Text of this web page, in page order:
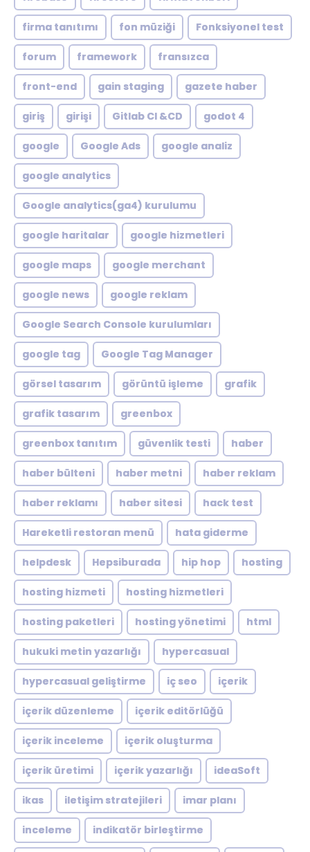
firma tanıtımı fon müziği Fonksiyonel test
forum framework fransızca
front-end gain staging gazete haber
giriş girişi Gitlab CI &CD godot 4
google Google Ads google analiz
google analytics
Google analytics(ga4) kurulumu
google haritalar google hizmetleri
google maps google merchant
google news google reklam
Google Search Console kurulumları
google tag Google Tag Manager
görsel tasarım görüntü işleme grafik
grafik tasarım greenbox
greenbox tanıtım güvenlik testi haber
haber bülteni haber metni haber reklam
haber reklamı haber sitesi hack test
Hareketli restoran menü hata giderme
helpdesk Hepsiburada hip hop hosting
hosting hizmeti hosting hizmetleri
hosting paketleri hosting yönetimi html
hukuki metin yazarlığı hypercasual
hypercasual geliştirme iç seo içerik
içerik düzenleme içerik editörlüğü
içerik inceleme içerik oluşturma
içerik üretimi içerik yazarlığı ideaSoft
ikas iletişim stratejileri imar planı
inceleme indikatör birleştirme